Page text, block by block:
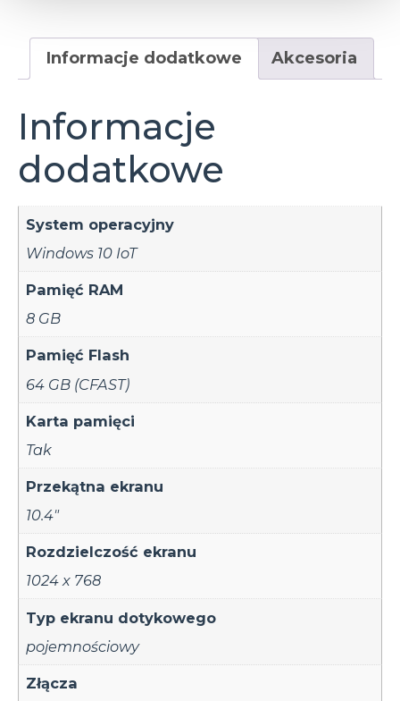
Informacje dodatkowe Akcesoria
Informacje
dodatkowe
System operacyjny
Windows 10 IoT
Pamięć RAM
8 GB
Pamięć Flash
64 GB (CFAST)
Karta pamięci
Tak
Przekątna ekranu
10.4"
Rozdzielczość ekranu
1024 x 768
Typ ekranu dotykowego
pojemnościowy
Złącza